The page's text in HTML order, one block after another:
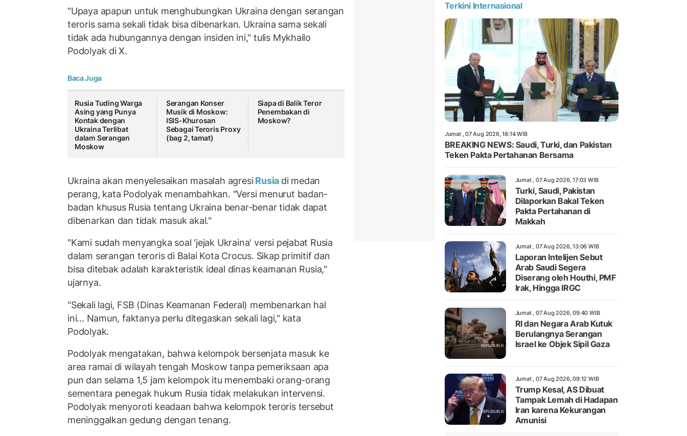
"Upaya apapun untuk menghubungkan Ukraina dengan serangan
teroris sama sekali tidak bisa dibenarkan. Ukraina sama sekali
tidak ada hubungannya dengan insiden ini," tulis Mykhailo
Podolyak di X.
Baca Juga
Rusia Tuding Warga
Asing yang Punya
Kontak dengan
Ukraina Terlibat
dalam Serangan
Moskow
Serangan Konser
Musik di Moskow:
ISIS-Khurosan
Sebagai Teroris Proxy
(bag 2, tamat)
Siapa di Balik Teror
Penembakan di
Moskow?
Ukraina akan menyelesaikan masalah agresiRusia di medan
perang, kata Podolyak menambahkan. "Versi menurut badan-
badan khusus Rusia tentang Ukraina benar-benar tidak dapat
dibenarkan dan tidak masuk akal."
"Kami sudah menyangka soal 'jejak Ukraina' versi pejabat Rusia
dalam serangan teroris di Balai Kota Crocus. Sikap primitif dan
bisa ditebak adalah karakteristik ideal dinas keamanan Rusia,"
ujarnya.
"Sekali lagi, FSB (Dinas Keamanan Federal) membenarkan hal
ini... Namun, faktanya perlu ditegaskan sekali lagi," kata
Podolyak.
Podolyak mengatakan, bahwa kelompok bersenjata masuk ke
area ramai di wilayah tengah Moskow tanpa pemeriksaan apa
pun dan selama 1,5 jam kelompok itu menembaki orang-orang
sementara penegak hukum Rusia tidak melakukan intervensi.
Podolyak menyoroti keadaan bahwa kelompok teroris tersebut
meninggalkan gedung dengan tenang.
Terkini Internasional
Jumat , 07 Aug 2026, 18:14 WIB
BREAKING NEWS: Saudi, Turki, dan Pakistan
Teken Pakta Pertahanan Bersama
Jumat , 07 Aug 2026, 17:03 WIB
Turki, Saudi, Pakistan
Dilaporkan Bakal Teken
Pakta Pertahanan di
Makkah
Jumat , 07 Aug 2026, 13:06 WIB
Laporan Intelijen Sebut
Arab Saudi Segera
Diserang oleh Houthi, PMF
Irak, Hingga IRGC
Jumat , 07 Aug 2026, 09:40 WIB
RI dan Negara Arab Kutuk
Berulangnya Serangan
Israel ke Objek Sipil Gaza
Jumat , 07 Aug 2026, 09:12 WIB
Trump Kesal, AS Dibuat
Tampak Lemah di Hadapan
Iran karena Kekurangan
Amunisi